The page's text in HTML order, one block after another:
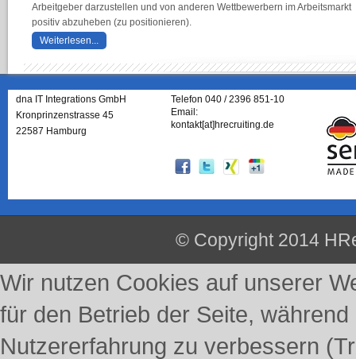
Arbeitgeber darzustellen und von anderen Wettbewerbern im Arbeitsmarkt
positiv abzuheben (zu positionieren).
Weiterlesen...
dna IT Integrations GmbH
Kronprinzenstrasse 45
22587 Hamburg
Telefon 040 / 2396 851-10
Email:
kontakt[at]hrecruiting.de
© Copyright 2014
Wir nutzen Cookies auf unserer
für den Betrieb der Seite,
Nutzererfahrung zu verbessern